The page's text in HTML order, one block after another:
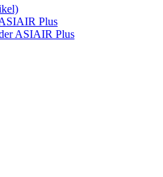
Plus
ASIAIR Plus